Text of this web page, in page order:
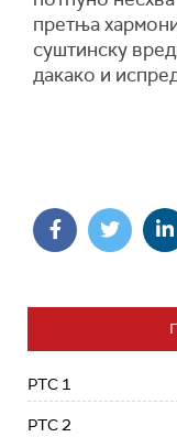
претња
суштинску
дакако и
РТС 1
РТС 2